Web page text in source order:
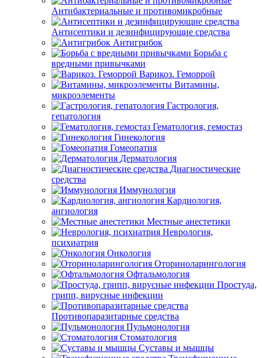
Антибактериальные и противомикробные
Антисептики и дезинфицирующие средства
Антигрибок
Борьба с
вредными привычками
Варикоз. Геморрой
Витамины,
микроэлементы
Гастрология,
гепатология
Гематология, гемостаз
Гинекология
Гомеопатия
Дерматология
Диагностические
средства
Иммунология
Кардиология,
ангиология
Местные анестетики
Неврология,
психиатрия
Онкология
Оториноларингология
Офтальмология
Простуда,
грипп, вирусные инфекции
Противопаразитарные средства
Пульмонология
Стоматология
Суставы и мышцы